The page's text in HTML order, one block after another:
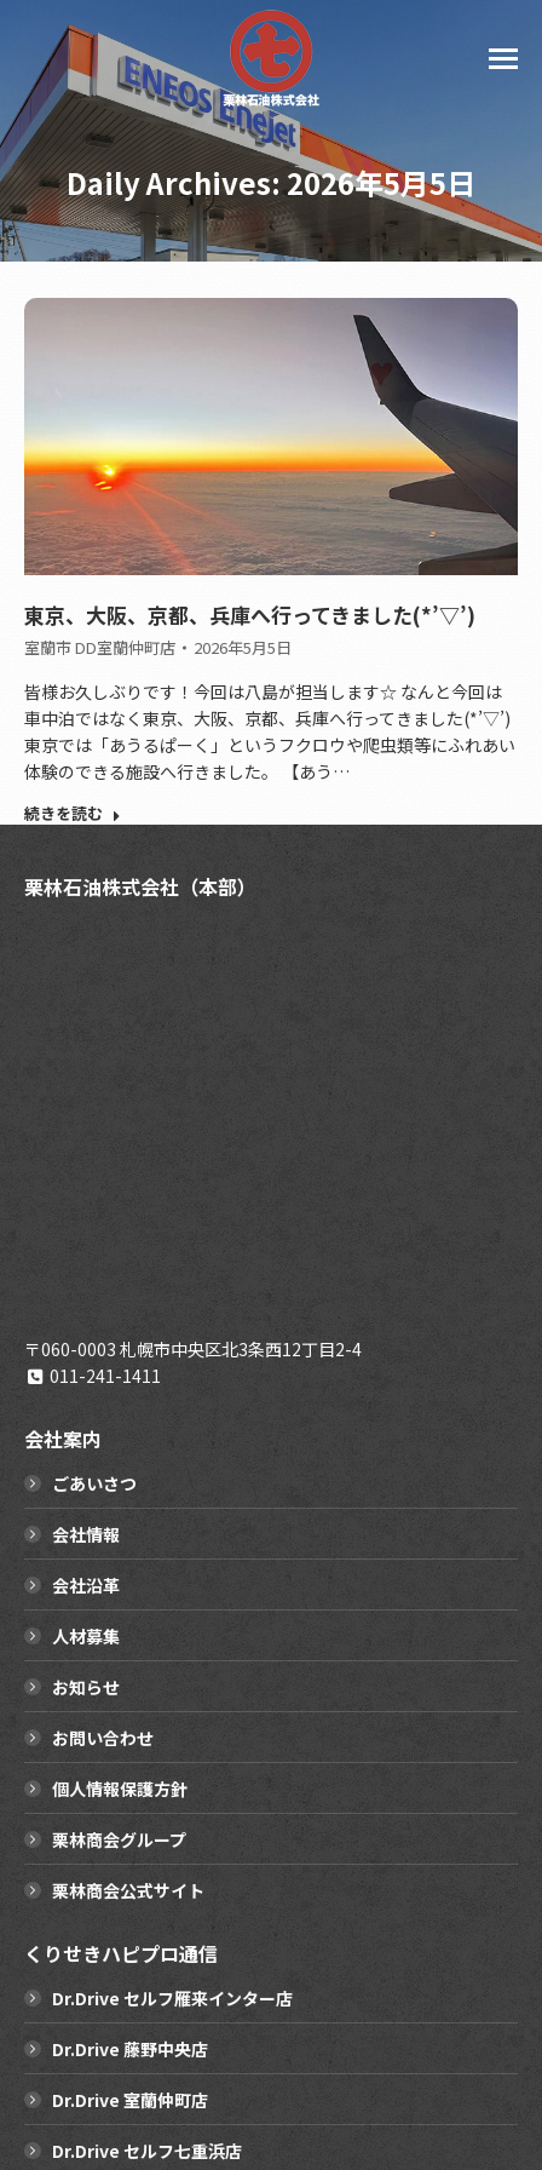
Daily Archives:2026年5月5日
東京、大阪、京都、兵庫へ行ってきました(*’▽’)
室蘭市 DD室蘭仲町店 2026年5月5日
皆様お久しぶりです！今回は八島が担当します☆ なんと今回は
車中泊ではなく東京、大阪、京都、兵庫へ行ってきました(*’▽’)
東京では「あうるぱーく」というフクロウや爬虫類等にふれあい
体験のできる施設へ行きました。 【あう…
続きを読む
栗林石油株式会社（本部）
〒060-0003 札幌市中央区北3条西12丁目2-4
011-241-1411
会社案内
ごあいさつ
会社情報
会社沿革
人材募集
お知らせ
お問い合わせ
個人情報保護方針
栗林商会グループ
栗林商会公式サイト
くりせきハピプロ通信
Dr.Drive セルフ雁来インター店
Dr.Drive 藤野中央店
Dr.Drive 室蘭仲町店
Dr.Drive セルフ七重浜店